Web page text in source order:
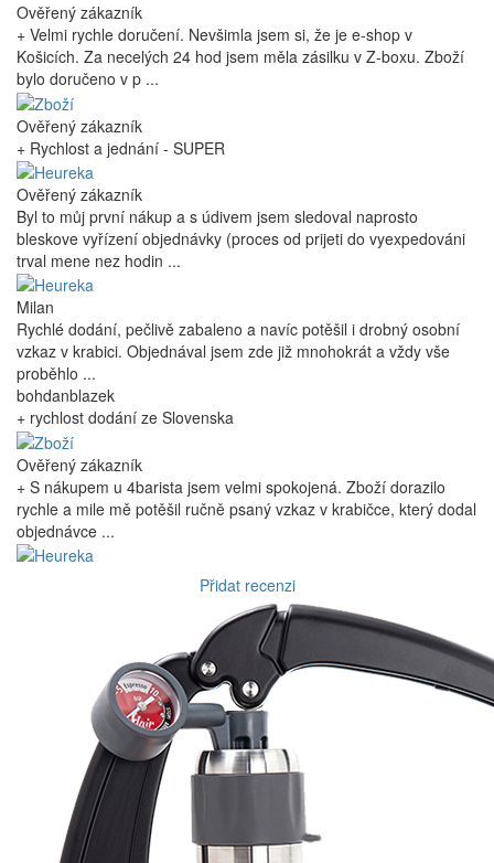
Ověřený zákazník
+ Velmi rychle doručení. Nevšimla jsem si, že je e-shop v
Košicích. Za necelých 24 hod jsem měla zásilku v Z-boxu. Zboží
bylo doručeno v p ...
Ověřený zákazník
+ Rychlost a jednání - SUPER
Ověřený zákazník
Byl to můj první nákup a s údivem jsem sledoval naprosto
bleskove vyřízení objednávky (proces od prijeti do vyexpedováni
trval mene nez hodin ...
Milan
Rychlé dodání, pečlivě zabaleno a navíc potěšil i drobný osobní
vzkaz v krabici. Objednával jsem zde již mnohokrát a vždy vše
proběhlo ...
bohdanblazek
+ rychlost dodání ze Slovenska
Ověřený zákazník
+ S nákupem u 4barista jsem velmi spokojená. Zboží dorazilo
rychle a mile mě potěšil ručně psaný vzkaz v krabičce, který dodal
objednávce ...
Přidat recenzi